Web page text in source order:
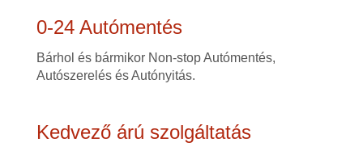
0-24 Autómentés
Bárhol és bármikor Non-stop Autómentés,
Autószerelés és Autónyitás.
Kedvező árú szolgáltatás